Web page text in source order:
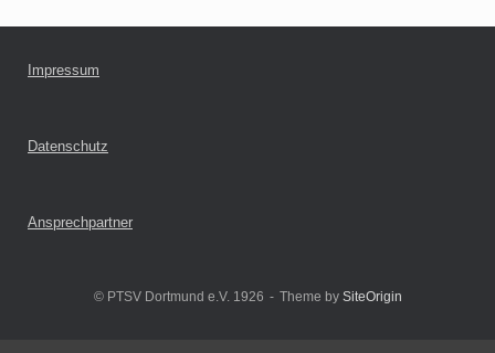
Impressum
Datenschutz
Ansprechpartner
© PTSV Dortmund e.V. 1926 Theme by SiteOrigin